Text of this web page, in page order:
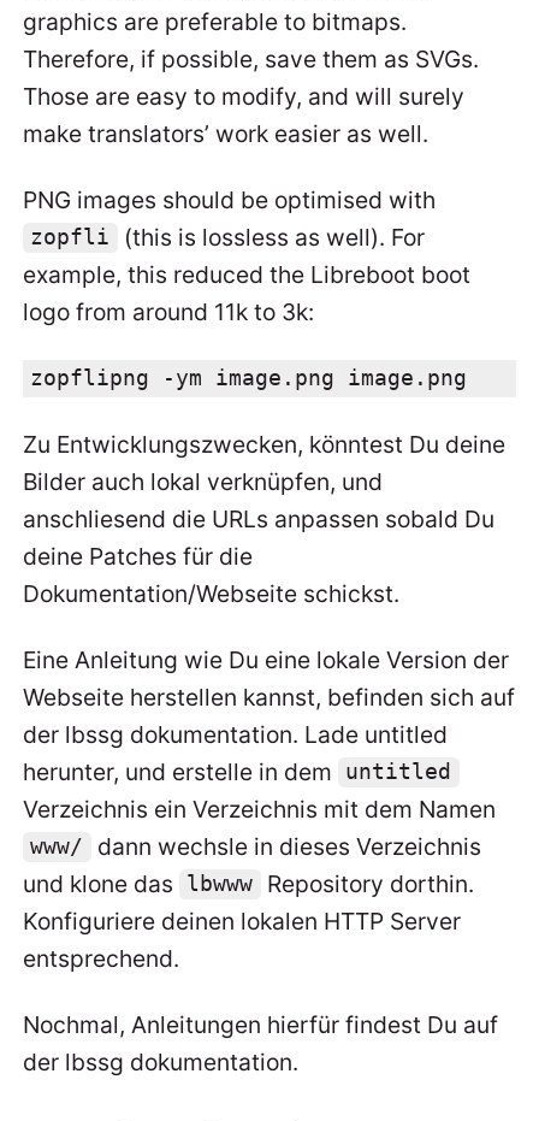
graphics are preferable to bitmaps.
Therefore, if possible, save them as SVGs.
Those are easy to modify, and will surely
make translators’ work easier as well.
PNG images should be optimised with
zopfli
(this is lossless as well). For
example, this reduced the Libreboot boot
logo from around 11k to 3k:
zopflipng -ym image.png image.png
Zu Entwicklungszwecken, könntest Du deine
Bilder auch lokal verknüpfen, und
anschliesend die URLs anpassen sobald Du
deine Patches für die
Dokumentation/Webseite schickst.
Eine Anleitung wie Du eine lokale Version der
Webseite herstellen kannst, befinden sich auf
der lbssg dokumentation. Lade untitled
herunter, und erstelle in dem
untitled
Verzeichnis ein Verzeichnis mit dem Namen
www/
dann wechsle in dieses Verzeichnis
und klone das
lbwww
Repository dorthin.
Konfiguriere deinen lokalen HTTP Server
entsprechend.
Nochmal, Anleitungen hierfür findest Du auf
der lbssg dokumentation.